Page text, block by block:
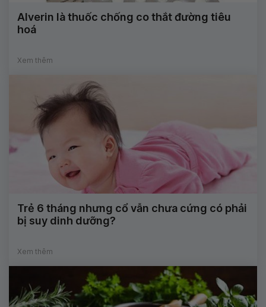
Alverin là thuốc chống co thắt đường tiêu
hoá
Xem thêm
Trẻ 6 tháng nhưng cổ vẫn chưa cứng có phải
bị suy dinh dưỡng?
Xem thêm